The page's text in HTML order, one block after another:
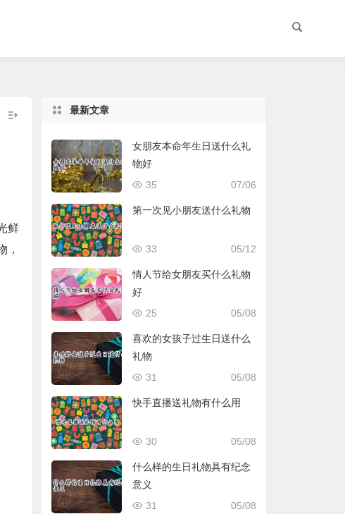
鲜
，
最新文章
女朋友本命年生日送什么礼
物好
07/06
35
第一次见小朋友送什么礼物
05/12
33
情人节给女朋友买什么礼物
好
05/08
25
喜欢的女孩子过生日送什么
礼物
05/08
31
快手直播送礼物有什么用
05/08
30
什么样的生日礼物具有纪念
意义
05/08
31